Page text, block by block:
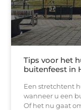
Tips voor het
buitenfeest in
Een stretchtent
wanneer u een
Of het nu gaat